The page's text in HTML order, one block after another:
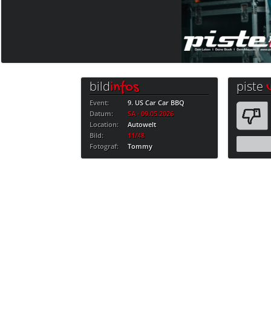
bildinfos
Event:
9. US Car Car BBQ
Datum:
SA · 09.05.2026
Location:
Autowelt
Bild:
11/48
Fotograf:
Tommy
piste